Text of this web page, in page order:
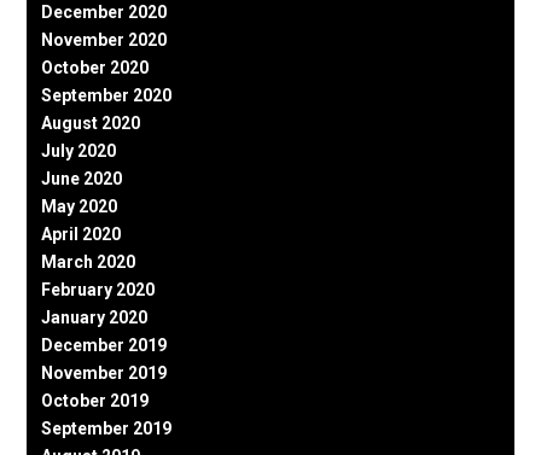
December 2020
November 2020
October 2020
September 2020
August 2020
July 2020
June 2020
May 2020
April 2020
March 2020
February 2020
January 2020
December 2019
November 2019
October 2019
September 2019